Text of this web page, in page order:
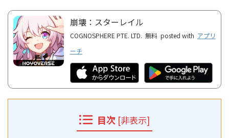
崩壊：スターレイル
COGNOSPHERE PTE. LTD. 無料 posted with アプリ
ーチ
目次 [非表示]